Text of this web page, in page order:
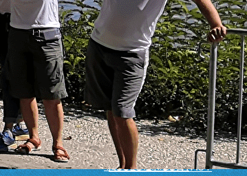
DÉCOUVRIR▴▾
LE CLUB
GALERIES PHOTO
PROGRAMME PAGAYONS ENSEMBLE
ACTUALITÉS
PARTENAIRES
PRATIQUER▴▾
HORAIRES, TARIFS ET ADHÉSION
AGENDA
ACCÈS ET CONTACT
1000 PAGAIES▴▾